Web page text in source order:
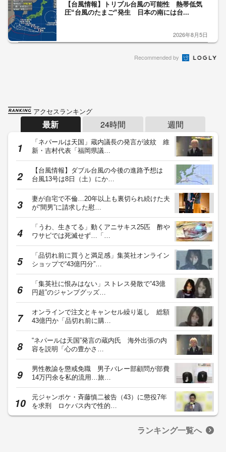
【台風情報】トリプル台風の可能性 熱帯低気
圧“台風のたまご”発生 日本の南には台...
2026年8月5日
Recommended by
アクセスランキング
最新 24時間 週間
「ネパールは天国」蔵内議長の発言が波紋 維
新・吉村代表「福岡県議…
【台風情報】ダブル台風の今後の進路予想は
台風13号は8日（土）にか…
妻が自宅で不倫…20年以上も裏切られ続けた夫
が“間男”に請求した慰…
「うわ、生きてる」動くアニサキス25匹 酢や
ワサビでは死滅せず…「…
「品切れ前に買うと満足感」集英社オンライン
ショップで“43億円分”…
「集英社に恨みはない」ストレス発散で“43億
円超”のジャンプグッズ…
オンラインで注文とキャンセル繰り返し 総額
43億円か「品切れ前に購…
“ネパールは天国”発言の蔵内氏 海外出張の内
容を説明「心の豊かさ…
男性教諭を懲戒免職 男子バレー部顧問が部費
14万円余を私的流用…旅…
元ジャンポケ・斉藤慎二被告（43）に懲役7年
を求刑 ロケバス内で性的…
ランキング一覧へ